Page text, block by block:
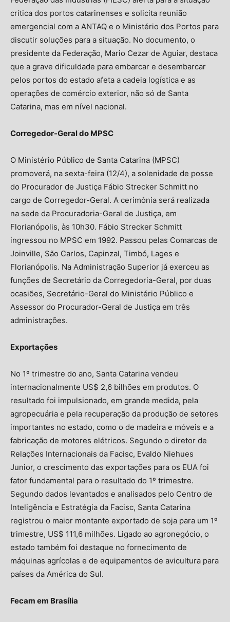
crítica dos portos catarinenses e solicita reunião
emergencial com a ANTAQ e o Ministério dos Portos para
discutir soluções para a situação. No documento, o
presidente da Federação, Mario Cezar de Aguiar, destaca
que a grave dificuldade para embarcar e desembarcar
pelos portos do estado afeta a cadeia logística e as
operações de comércio exterior, não só de Santa
Catarina, mas em nível nacional.
Corregedor-Geral do MPSC
O Ministério Público de Santa Catarina (MPSC)
promoverá, na sexta-feira (12/4), a solenidade de posse
do Procurador de Justiça Fábio Strecker Schmitt no
cargo de Corregedor-Geral. A cerimônia será realizada
na sede da Procuradoria-Geral de Justiça, em
Florianópolis, às 10h30. Fábio Strecker Schmitt
ingressou no MPSC em 1992. Passou pelas Comarcas de
Joinville, São Carlos, Capinzal, Timbó, Lages e
Florianópolis. Na Administração Superior já exerceu as
funções de Secretário da Corregedoria-Geral, por duas
ocasiões, Secretário-Geral do Ministério Público e
Assessor do Procurador-Geral de Justiça em três
administrações.
Exportações
No 1º trimestre do ano, Santa Catarina vendeu
internacionalmente US$ 2,6 bilhões em produtos. O
resultado foi impulsionado, em grande medida, pela
agropecuária e pela recuperação da produção de setores
importantes no estado, como o de madeira e móveis e a
fabricação de motores elétricos. Segundo o diretor de
Relações Internacionais da Facisc, Evaldo Niehues
Junior, o crescimento das exportações para os EUA foi
fator fundamental para o resultado do 1º trimestre.
Segundo dados levantados e analisados pelo Centro de
Inteligência e Estratégia da Facisc, Santa Catarina
registrou o maior montante exportado de soja para um 1º
trimestre, US$ 111,6 milhões. Ligado ao agronegócio, o
estado também foi destaque no fornecimento de
máquinas agrícolas e de equipamentos de avicultura para
países da América do Sul.
Fecam em Brasília